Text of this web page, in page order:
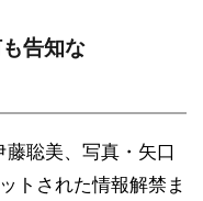
告知な
聡美、写真・矢口
トされた情報解禁ま